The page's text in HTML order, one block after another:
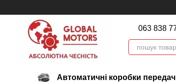
063 838
Автоматичні коробки передач